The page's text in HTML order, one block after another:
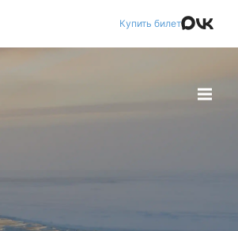
Купить билет